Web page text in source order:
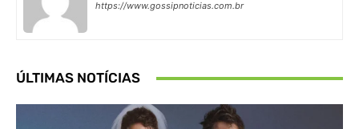
https://www.gossipnoticias.com.br
ÚLTIMAS NOTÍCIAS